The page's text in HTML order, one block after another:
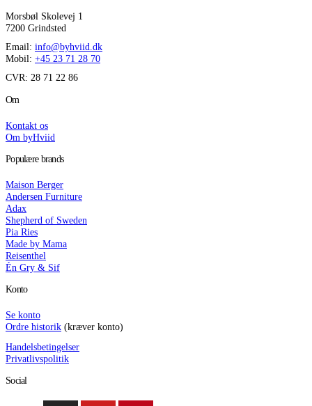
Morsbøl Skolevej 1
7200 Grindsted
Email: info@byhviid.dk
Mobil: +45 23 71 28 70
CVR: 28 71 22 86
Om
Kontakt os
Om byHviid
Populære brands
Maison Berger
Andersen Furniture
Adax
Shepherd of Sweden
Pia Ries
Made by Mama
Reisenthel
Én Gry & Sif
Konto
Se konto
Ordre historik (kræver konto)
Handelsbetingelser
Privatlivspolitik
Social